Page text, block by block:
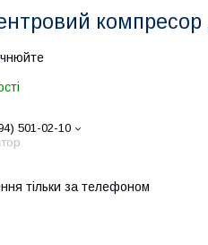
501-02-10
тільки за телефоном